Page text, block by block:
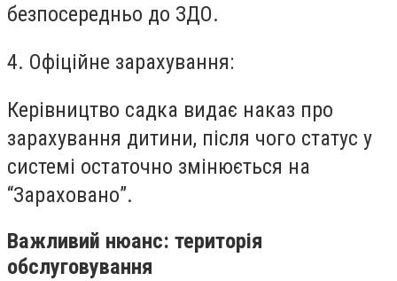
безпосередньо до ЗДО.
4. Офіційне зарахування:
Керівництво садка видає наказ про
зарахування дитини, після чого статус у
системі остаточно змінюється на
“Зараховано”.
Важливий нюанс: територія
обслуговування